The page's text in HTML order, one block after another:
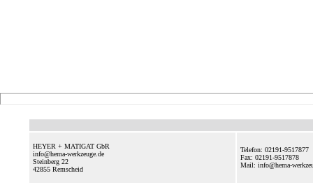
HEYER + MATIGAT GbR
info@hema-werkzeuge.de
Steinberg 22
42855 Remscheid
Telefon: 02191-9517877
Fax: 02191-9517878
Mail: info@hema-